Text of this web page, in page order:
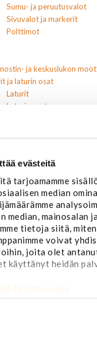
evästeitä
tarjoamamme
median
median, mainosalan
tietoja siitä,
voivat
joita olet
käyttänyt heidän
tietosuoja
Sumu- ja peruutusvalot
Sivuvalot ja markerit
Polttimot
ja keskuslukon
ja laturin osat
Laturit
Laturin osat
Käyttöpaneelit / kytkimet
Moottorit
Ilmastoinnin osat
Muut
ja startin osat
Starttimoottorit
Starttimoottorin osat